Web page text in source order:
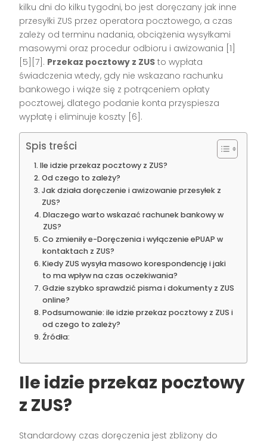
kilku dni do kilku tygodni, bo jest doręczany jak inne
przesyłki ZUS przez operatora pocztowego, a czas
zależy od terminu nadania, obciążenia wysyłkami
masowymi oraz procedur odbioru i awizowania [1]
[5][7]. Przekaz pocztowy z ZUS to wypłata
świadczenia wtedy, gdy nie wskazano rachunku
bankowego i wiąże się z potrąceniem opłaty
pocztowej, dlatego podanie konta przyspiesza
wypłatę i eliminuje koszty [6].
Spis treści
Ile idzie przekaz pocztowy z ZUS?
Od czego to zależy?
Jak działa doręczenie i awizowanie przesyłek z
ZUS?
Dlaczego warto wskazać rachunek bankowy w
ZUS?
Co zmieniły e-Doręczenia i wyłączenie ePUAP w
kontaktach z ZUS?
Kiedy ZUS wysyła masowo korespondencję i jaki
to ma wpływ na czas oczekiwania?
Gdzie szybko sprawdzić pisma i dokumenty z ZUS
online?
Podsumowanie: ile idzie przekaz pocztowy z ZUS i
od czego to zależy?
Źródła:
Ile idzie przekaz pocztowy
z ZUS?
Standardowy czas doręczenia jest zbliżony do